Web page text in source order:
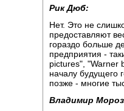
Рик Дюб:
Нет. Это не
предоставляют
гораздо больше
предприятия -
pictures", "Warner
началу будущего
позже - многие
Владимир